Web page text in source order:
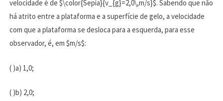
velocidade é de $\color{Sepia}{v_{g}=2,0\,m/s}$. Sabendo que não
há atrito entre a plataforma e a superfície de gelo, a velocidade
com que a plataforma se desloca para a esquerda, para esse
observador, é, em $m/s$:
( )a) 1,0;
( )b) 2,0;